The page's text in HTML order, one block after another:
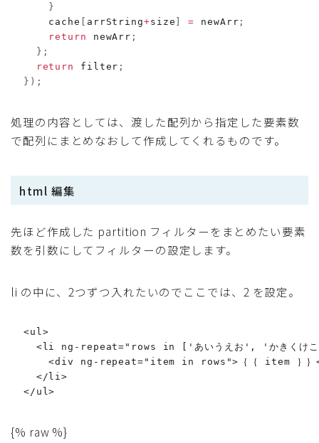
}
      cache
arrString+size = newArr ;
return
newArr ;
} ;
return
filter ;
} ) ;
処理の内容としては、渡した配列から指定した要素数
で配列にまとめなおして作成してくれるものです。
html 編集
先ほど作成した partition フィルターをまとめたい要素
数を引数にしてフィルターの設定します。
li の中に、2つずつ入れたいのでここでは、2 を設定。
  <ul>
<li ng-repeat="rows in ['あいうえお', 'かきくけ
<div ng-repeat="item in rows">｛｛ item ｝
    </li>
  </ul>
{% raw %}